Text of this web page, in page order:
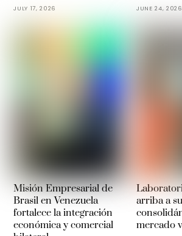
JULY 17, 2026 JUNE 24, 2026
Misión Empresarial de
Brasil en Venezuela
fortalece la integración
económica y comercial
arriba a
mercado